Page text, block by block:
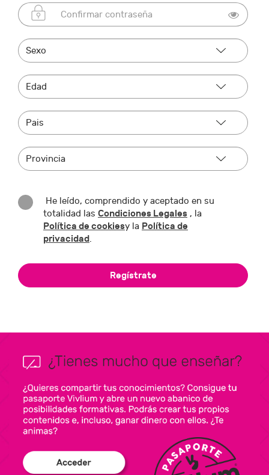
He leído, comprendido y aceptado en su
totalidad las Condiciones Legales , la
Política de cookiesy la Política de
privacidad.